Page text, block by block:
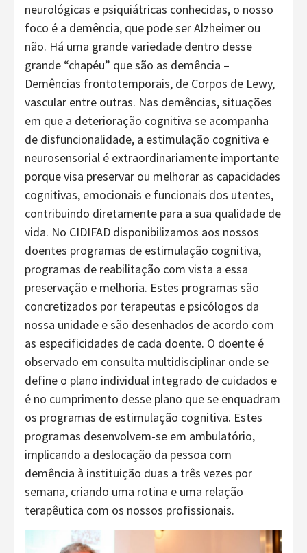
neurológicas e psiquiátricas conhecidas, o nosso
foco é a demência, que pode ser Alzheimer ou
não. Há uma grande variedade dentro desse
grande “chapéu” que são as demência –
Demências frontotemporais, de Corpos de Lewy,
vascular entre outras. Nas demências, situações
em que a deterioração cognitiva se acompanha
de disfuncionalidade, a estimulação cognitiva e
neurosensorial é extraordinariamente importante
porque visa preservar ou melhorar as capacidades
cognitivas, emocionais e funcionais dos utentes,
contribuindo diretamente para a sua qualidade de
vida. No CIDIFAD disponibilizamos aos nossos
doentes programas de estimulação cognitiva,
programas de reabilitação com vista a essa
preservação e melhoria. Estes programas são
concretizados por terapeutas e psicólogos da
nossa unidade e são desenhados de acordo com
as especificidades de cada doente. O doente é
observado em consulta multidisciplinar onde se
define o plano individual integrado de cuidados e
é no cumprimento desse plano que se enquadram
os programas de estimulação cognitiva. Estes
programas desenvolvem-se em ambulatório,
implicando a deslocação da pessoa com
demência à instituição duas a três vezes por
semana, criando uma rotina e uma relação
terapêutica com os nossos profissionais.